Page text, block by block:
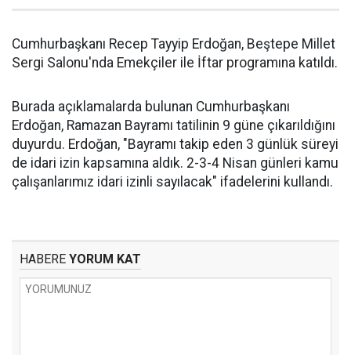
Cumhurbaşkanı Recep Tayyip Erdoğan, Beştepe Millet
Sergi Salonu'nda Emekçiler ile İftar programına katıldı.
Burada açıklamalarda bulunan Cumhurbaşkanı
Erdoğan, Ramazan Bayramı tatilinin 9 güne çıkarıldığını
duyurdu. Erdoğan, "Bayramı takip eden 3 günlük süreyi
de idari izin kapsamına aldık. 2-3-4 Nisan günleri kamu
çalışanlarımız idari izinli sayılacak" ifadelerini kullandı.
HABERE YORUM KAT